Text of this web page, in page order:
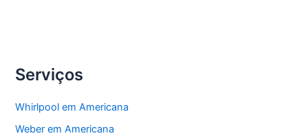
Serviços
Whirlpool em Americana
Weber em Americana